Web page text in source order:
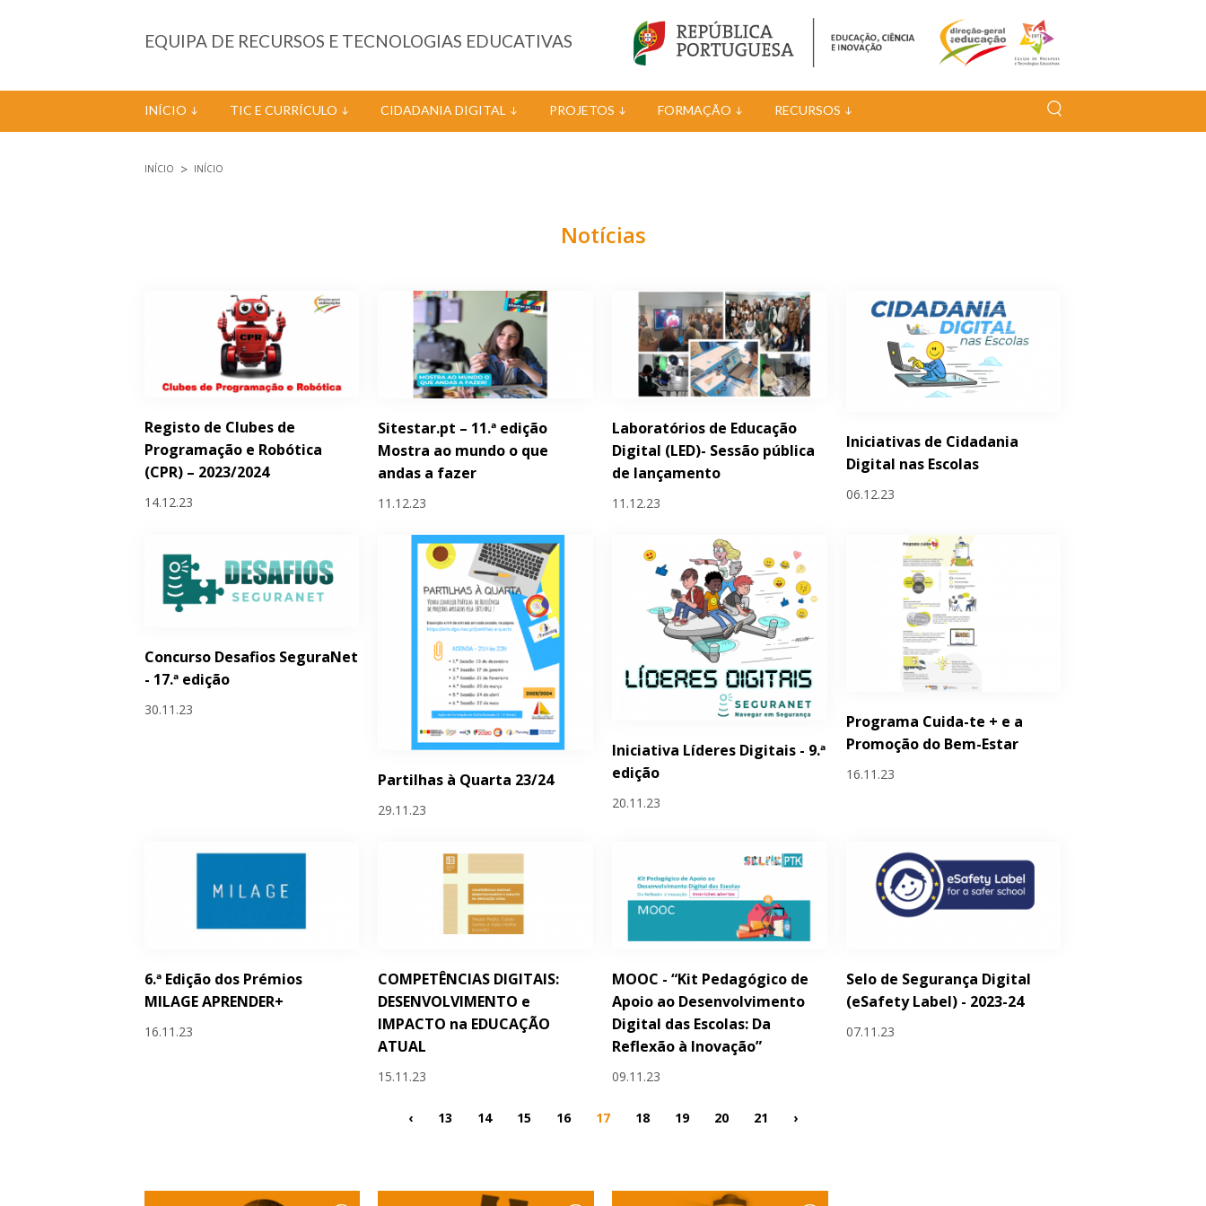
EQUIPA DE RECURSOS E TECNOLOGIAS EDUCATIVAS
INÍCIO TIC E CURRÍCULO CIDADANIA DIGITAL PROJETOS FORMAÇÃO RECURSOS
INÍCIO INÍCIO
Notícias
Registo de Clubes de
Programação e Robótica
(CPR) – 2023/2024
14.12.23
Sitestar.pt – 11.ª edição
Mostra ao mundo o que
andas a fazer
11.12.23
Laboratórios de Educação
Digital (LED)- Sessão pública
de lançamento
11.12.23
Iniciativas de Cidadania
Digital nas Escolas
06.12.23
Concurso Desafios SeguraNet
- 17.ª edição
30.11.23
Partilhas à Quarta 23/24
29.11.23
Iniciativa Líderes Digitais - 9.ª
edição
20.11.23
Programa Cuida-te + e a
Promoção do Bem-Estar
16.11.23
6.ª Edição dos Prémios
MILAGE APRENDER+
16.11.23
COMPETÊNCIAS DIGITAIS:
DESENVOLVIMENTO e
IMPACTO na EDUCAÇÃO
ATUAL
15.11.23
MOOC - “Kit Pedagógico de
Apoio ao Desenvolvimento
Digital das Escolas: Da
Reflexão à Inovação”
09.11.23
Selo de Segurança Digital
(eSafety Label) - 2023-24
07.11.23
Páginas
‹ 13 14 15 16 17 18 19 20 21 ›